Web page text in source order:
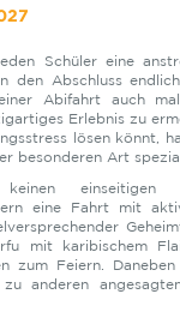
Schüler eine
den Abschluss
Abifahrt auch
Erlebnis zu
lösen könnt,
besonderen Art
einseitigen
eine Fahrt mit
mit karibischem
zum Feiern.
anderen